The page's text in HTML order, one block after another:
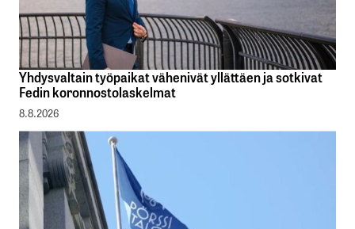
Yhdysvaltain työpaikat vähenivät yllättäen ja sotkivat
Fedin koronnostolaskelmat
8.8.2026